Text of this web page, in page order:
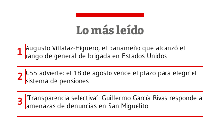
Lo más leído
1 Augusto Villalaz-Higuero, el panameño que alcanzó el
rango de general de brigada en Estados Unidos
2 CSS advierte: el 18 de agosto vence el plazo para elegir el
sistema de pensiones
3 ‘Transparencia selectiva’: Guillermo García Rivas responde a
amenazas de denuncias en San Miguelito